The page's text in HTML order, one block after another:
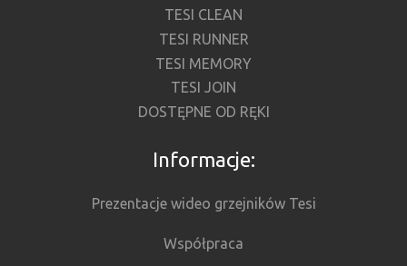
TESI CLEAN
TESI RUNNER
TESI MEMORY
TESI JOIN
DOSTĘPNE OD RĘKI
Informacje:
Prezentacje wideo grzejników Tesi
Współpraca